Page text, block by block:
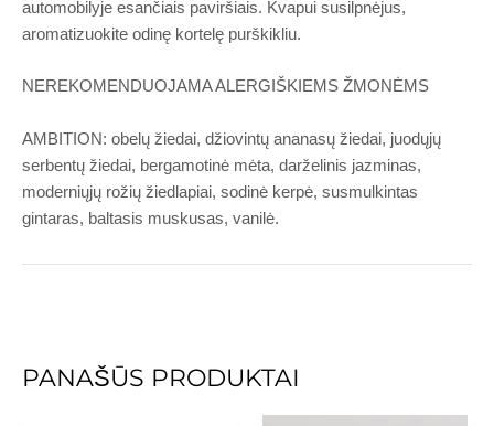
automobilyje esančiais paviršiais. Kvapui susilpnėjus,
aromatizuokite odinę kortelę purškikliu.
NEREKOMENDUOJAMA ALERGIŠKIEMS ŽMONĖMS
AMBITION: obelų žiedai, džiovintų ananasų žiedai, juodųjų
serbentų žiedai, bergamotinė mėta, darželinis jazminas,
moderniųjų rožių žiedlapiai, sodinė kerpė, susmulkintas
gintaras, baltasis muskusas, vanilė.
PANAŠŪS PRODUKTAI